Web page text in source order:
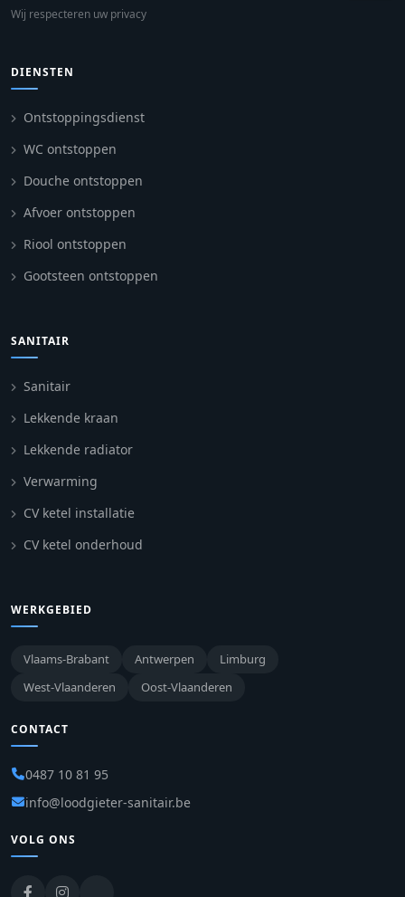
Wij respecteren uw privacy
DIENSTEN
Ontstoppingsdienst
WC ontstoppen
Douche ontstoppen
Afvoer ontstoppen
Riool ontstoppen
Gootsteen ontstoppen
SANITAIR
Sanitair
Lekkende kraan
Lekkende radiator
Verwarming
CV ketel installatie
CV ketel onderhoud
WERKGEBIED
Vlaams-Brabant Antwerpen
Limburg
West-Vlaanderen
Oost-Vlaanderen
CONTACT
0487 10 81 95
info@loodgieter-sanitair.be
VOLG ONS